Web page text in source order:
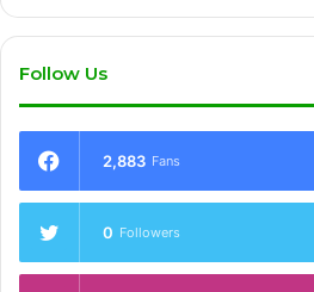
Follow Us
2,883 Fans
0 Followers